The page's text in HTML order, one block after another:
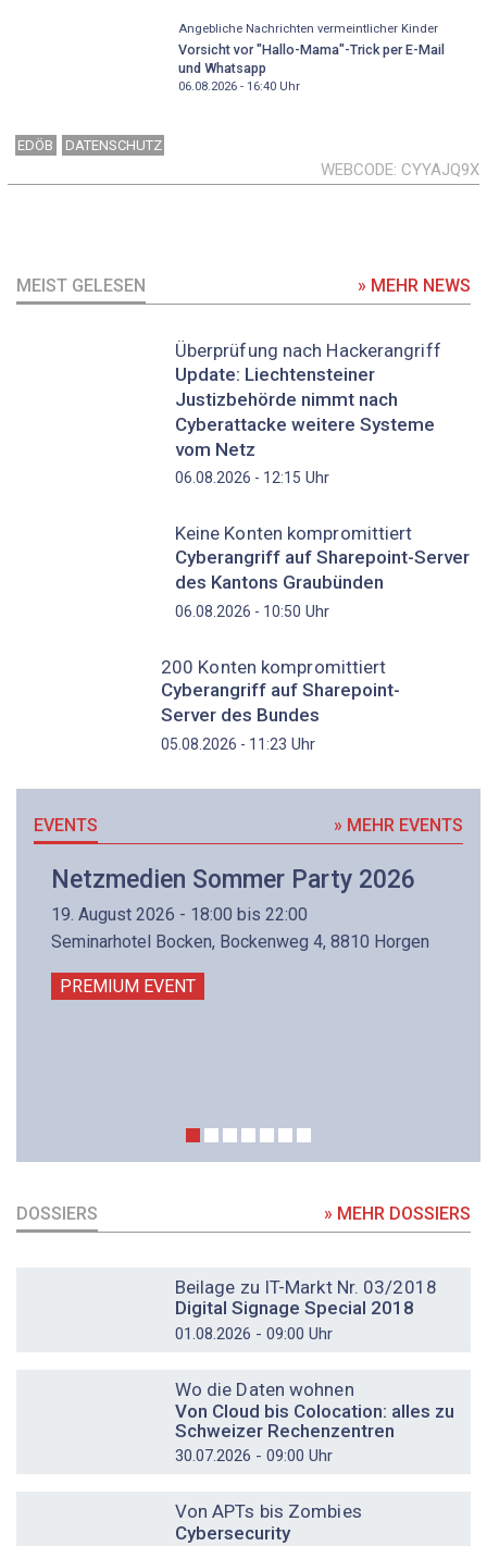
Angebliche Nachrichten vermeintlicher Kinder
Vorsicht vor "Hallo-Mama"-Trick per E-Mail
und Whatsapp
06.08.2026 - 16:40Uhr
EDÖB DATENSCHUTZ
WEBCODE CYYAJQ9X
MEIST GELESEN » MEHR NEWS
Überprüfung nach Hackerangriff
Update: Liechtensteiner
Justizbehörde nimmt nach
Cyberattacke weitere Systeme
vom Netz
06.08.2026 - 12:15 Uhr
Keine Konten kompromittiert
Cyberangriff auf Sharepoint-Server
des Kantons Graubünden
06.08.2026 - 10:50 Uhr
200 Konten kompromittiert
Cyberangriff auf Sharepoint-
Server des Bundes
05.08.2026 - 11:23 Uhr
EVENTS » MEHR EVENTS
Netzmedien Sommer Party 2026
19. August 2026 - 18:00 bis 22:00
Seminarhotel Bocken, Bockenweg 4, 8810 Horgen
PREMIUM EVENT
DOSSIERS » MEHR DOSSIERS
Beilage zu IT-Markt Nr. 03/2018
Digital Signage Special 2018
01.08.2026 - 09:00 Uhr
Wo die Daten wohnen
Von Cloud bis Colocation: alles zu
Schweizer Rechenzentren
30.07.2026 - 09:00 Uhr
Von APTs bis Zombies
Cybersecurity